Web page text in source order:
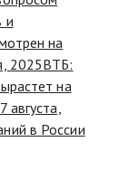
и
на
2025ВТБ:
на
7 августа,
в России